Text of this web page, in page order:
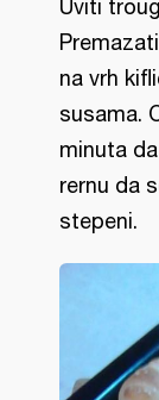
Uviti
na vrh
susama.
minuta
rernu da
stepeni.